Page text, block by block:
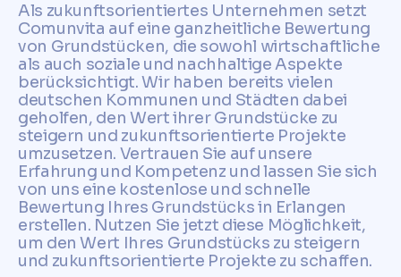
Als zukunftsorientiertes Unternehmen setzt
Comunvita auf eine ganzheitliche Bewertung
von Grundstücken, die sowohl wirtschaftliche
als auch soziale und nachhaltige Aspekte
berücksichtigt. Wir haben bereits vielen
deutschen Kommunen und Städten dabei
geholfen, den Wert ihrer Grundstücke zu
steigern und zukunftsorientierte Projekte
umzusetzen. Vertrauen Sie auf unsere
Erfahrung und Kompetenz und lassen Sie sich
von uns eine kostenlose und schnelle
Bewertung Ihres Grundstücks in Erlangen
erstellen. Nutzen Sie jetzt diese Möglichkeit,
um den Wert Ihres Grundstücks zu steigern
und zukunftsorientierte Projekte zu schaffen.